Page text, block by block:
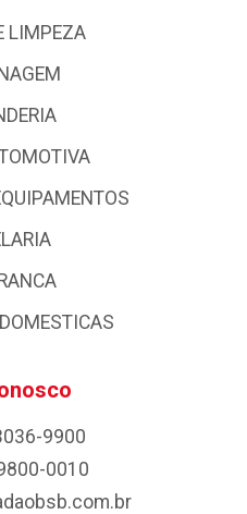
LIMPEZA
9900
0010